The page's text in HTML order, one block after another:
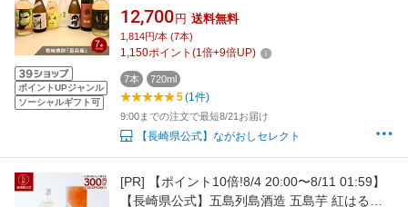
ポイントUPジャンル
ソーシャルギフト可
ット（720ml×7本） | 米寿 お祝い 焼酎 父の日
ギフト 麦 焼酎 プレゼント 母の日 麦飲み比べセ
ット 飲み比べセット プレゼント ギフトセット
12,700 円 送料無料
1,814円/本 (7本)
1,150ポイント (1倍+9倍UP)
7本 720ml
5(1件)
9:00までの注文で最短8/21お届け
【長崎県公式】ながおしセレクト
[PR]
【ポイント10倍!8/4 20:00〜8/11 01:59】
【長崎県公式】五島列島酒造 五島芋 紅はるか